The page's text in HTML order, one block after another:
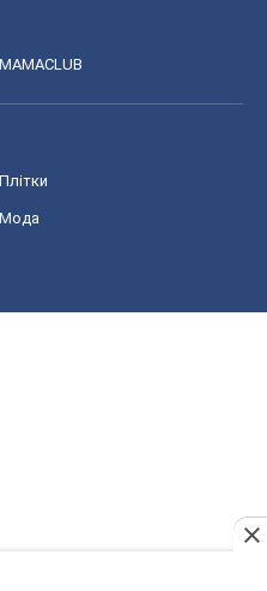
MAMACLUB
Плітки
Мода